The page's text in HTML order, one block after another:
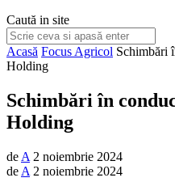
Caută in site
Acasă Focus Agricol Schimbări
Holding
Schimbări în
Holding
de A 2 noiembrie 2024
de A 2 noiembrie 2024